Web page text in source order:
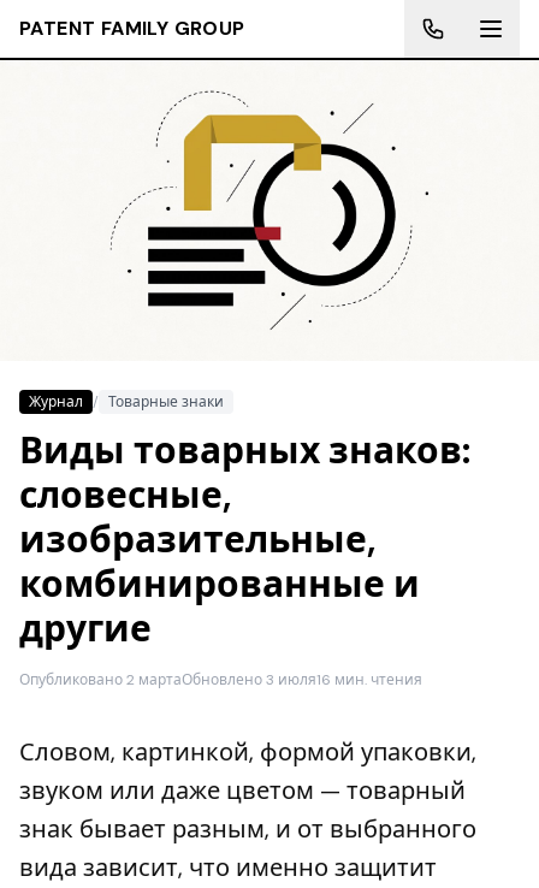
PATENT FAMILY GROUP
Журнал / Товарные знаки
Виды товарных знаков:
словесные,
изобразительные,
комбинированные и
другие
Опубликовано 2 мартаОбновлено 3 июля16 мин. чтения
Словом, картинкой, формой упаковки,
звуком или даже цветом — товарный
знак бывает разным, и от выбранного
вида зависит, что именно защитит